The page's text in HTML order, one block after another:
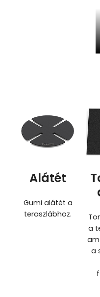
Alátét
Gumi alátét a
teraszlábhoz.
a
a